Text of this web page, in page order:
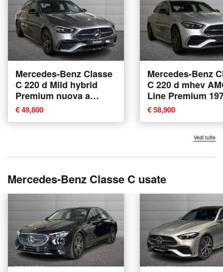
Mercedes-Benz Classe
C 220 d Mild hybrid
Premium nuova a
Bologna
€ 49,800
Mercedes-Benz
C 220 d mhev
Line Premium
auto nuova a
€ 58,900
Vedi tutte
Mercedes-Benz Classe C usate